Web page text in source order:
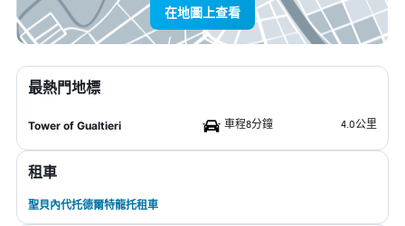
在地圖上查看
最熱門地標
Tower of Gualtieri 車程8分鐘 4.0公里
租車
聖貝內代托德爾特龍托租車